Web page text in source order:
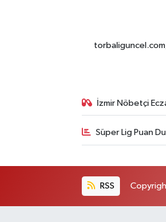
İzmir Nöbetçi
Süper Lig Puan
RSS